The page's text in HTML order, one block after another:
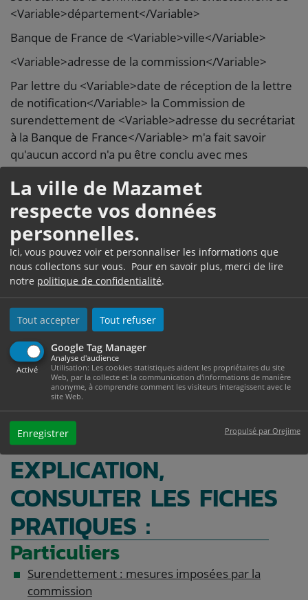
La ville de Mazamet
respecte vos données
personnelles.
Ici, vous pouvez voir et personnaliser les informations que
nous collectons sur vous. Pour en savoir plus, merci de lire
notre politique de confidentialité.
Tout accepter Tout refuser
Google Tag Manager
Activé
Analyse d'audience
Utilisation: Les cookies statistiques aident les propriétaires du site
Web, par la collecte et la communication d'informations de manière
anonyme, à comprendre comment les visiteurs interagissent avec le
site Web.
Enregistrer Propulsé par Orejime
<Variable>département</Variable>
Banque de France de <Variable>ville</Variable>
<Variable>adresse de la commission</Variable>
Par lettre du <Variable>date de réception de la lettre
de notification</Variable> la Commission de
surendettement de <Variable>adresse du secrétariat
à la Banque de France</Variable> m'a fait savoir
qu'aucun accord n'a pu être conclu avec mes
créanciers.
Je soussigné <Variable>nom, prénoms, profession,
adresse</Variable> vous demande d'imposer tout ou
partie des mesures prévues aux articles L733-1 et
L733-9 du code de la consommation.
Ma demande a été examinée par la commission de
surendettement sous le numéro <Variable>n° de
dossier</Variable>.
Je me tiens à votre disposition pour vous fournir
toute information complémentaire.
Fait à <Variable>ville</Variable>, le
<Variable>date</Variable>.
POUR TOUTE
EXPLICATION,
CONSULTER LES FICHES
PRATIQUES :
Particuliers
Surendettement : mesures imposées par la
commission